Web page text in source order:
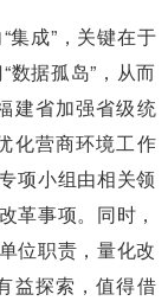
集成”，关键在于
数据孤岛”，从而
建省加强省级统
化营商环境工作
项小组由相关领
革事项。同时，
位职责，量化改
益探索，值得借